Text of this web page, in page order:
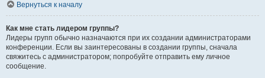
Вернуться к началу
Как мне стать лидером группы?
Лидеры групп обычно назначаются при их создании администраторами
конференции. Если вы заинтересованы в создании группы, сначала
свяжитесь с администратором; попробуйте отправить ему личное
сообщение.